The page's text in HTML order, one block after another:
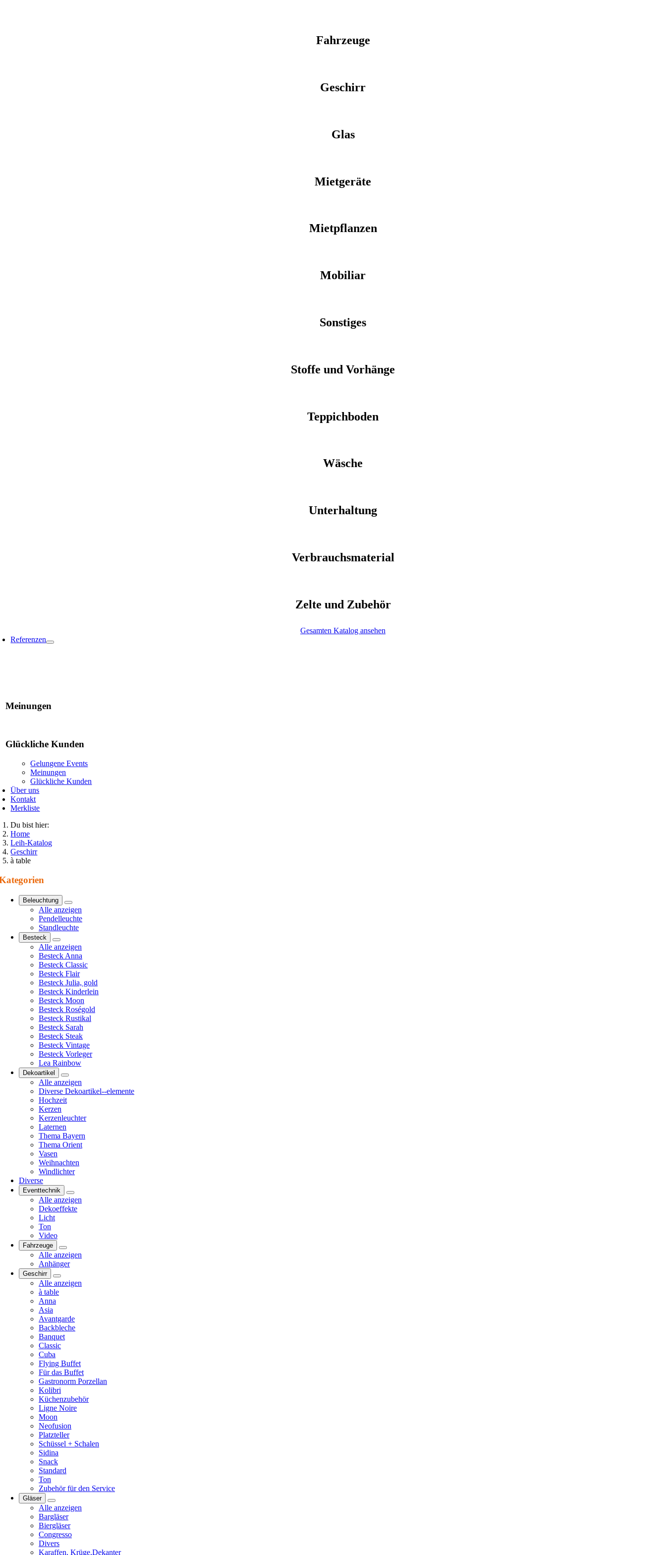
Fahrzeuge
Geschirr
Glas
Mietgeräte
Mietpflanzen
Mobiliar
Sonstiges
Stoffe und Vorhänge
Teppichboden
Wäsche
Unterhaltung
Verbrauchsmaterial
Zelte und Zubehör
Gesamten Katalog ansehen
Referenzen
Meinungen
Glückliche Kunden
Gelungene Events
Meinungen
Glückliche Kunden
Über uns
Kontakt
Merkliste
Du bist hier:
Home
Leih-Katalog
Geschirr
à table
Beleuchtung
Alle anzeigen
Pendelleuchte
Standleuchte
Besteck
Alle anzeigen
Besteck Anna
Besteck Classic
Besteck Flair
Besteck Julia, gold
Besteck Kinderlein
Besteck Moon
Besteck Roségold
Besteck Rustikal
Besteck Sarah
Besteck Steak
Besteck Vintage
Besteck Vorleger
Lea Rainbow
Dekoartikel
Alle anzeigen
Diverse Dekoartikel--elemente
Hochzeit
Kerzen
Kerzenleuchter
Laternen
Thema Bayern
Thema Orient
Vasen
Weihnachten
Windlichter
Diverse
Eventtechnik
Alle anzeigen
Dekoeffekte
Licht
Ton
Video
Fahrzeuge
Alle anzeigen
Anhänger
Geschirr
Alle anzeigen
à table
Anna
Asia
Avantgarde
Backbleche
Banquet
Classic
Cuba
Flying Buffet
Für das Buffet
Gastronorm Porzellan
Kolibri
Küchenzubehör
Ligne Noire
Moon
Neofusion
Platzteller
Schüssel + Schalen
Sidina
Snack
Standard
Ton
Zubehör für den Service
Gläser
Alle anzeigen
Bargläser
Biergläser
Congresso
Divers
Karaffen, Krüge,Dekanter